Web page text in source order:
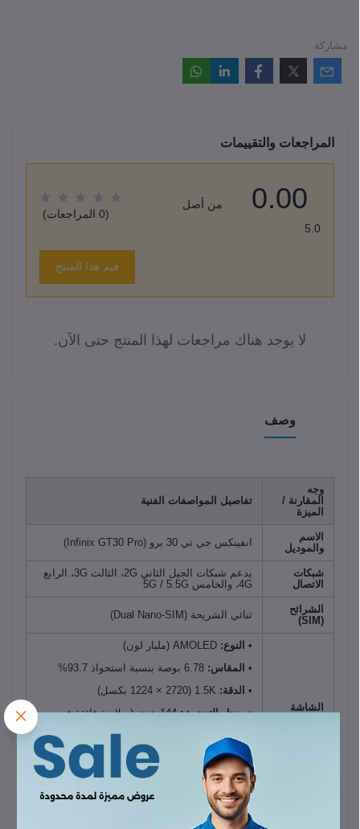
مشاركة
المراجعات والتقييمات
0.00
من أصل
5.0
(0 المراجعات)
قيم هذا المنتج
لا يوجد هناك مراجعات لهذا المنتج حتى الآن.
وصف
وجه
المقارنة /
الميزة
تفاصيل المواصفات الفنية
الاسم
والموديل
انفينكس جي تي 30 برو (Infinix GT30 Pro)
شبكات
الاتصال
يدعم شبكات الجيل الثاني 2G، الثالث 3G، الرابع
4G، والخامس 5G / 5.5G
الشرائح
(SIM)
ثنائي الشريحة (Dual Nano-SIM)
الشاشة
• النوع:
•
المقاس:
•
الدقة:
•معدل التحديث:
144 هرتز (سلاسة فائقة في
•السطوع:
•الحماية:زجاج Corning Gorilla Glass 7i
•المعالج الرئيسي:
MediaTek Dimensity 8350
Ultimate بتكنولوجيا 4 نانومتر (ثماني النواة يصل
لسرعة 3.35 جيجاهرتز)